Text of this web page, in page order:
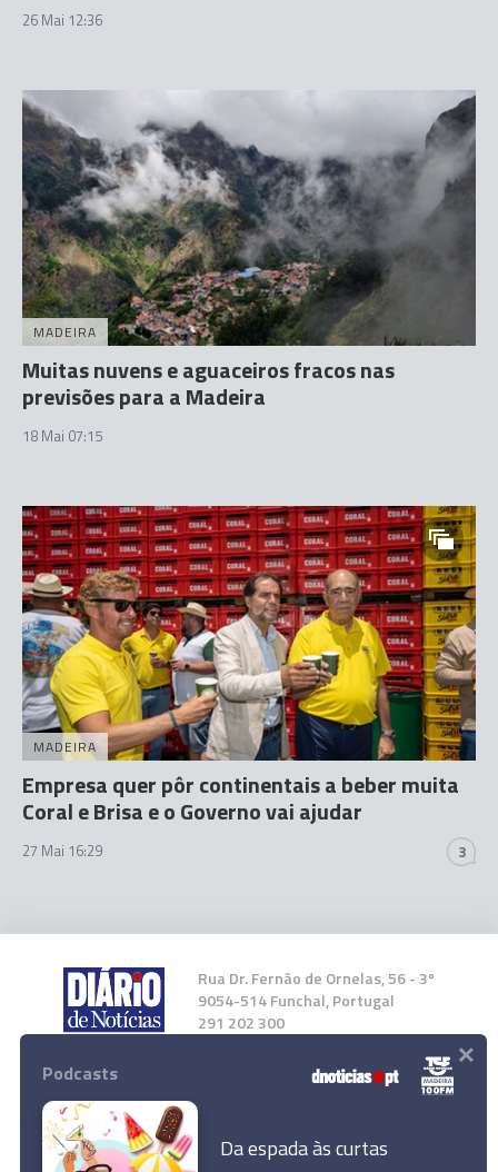
26 Mai 12:36
MADEIRA
Muitas nuvens e aguaceiros fracos nas
previsões para a Madeira
18 Mai 07:15
MADEIRA
Empresa quer pôr continentais a beber muita
Coral e Brisa e o Governo vai ajudar
27 Mai 16:29 3
Rua Dr. Fernão de Ornelas, 56 - 3º
9054-514 Funchal, Portugal
291 202 300
Instale a nossa App
Podcasts
Da espada às curtas
×